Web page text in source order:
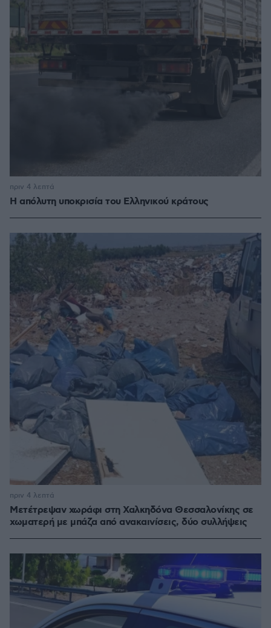
Η απόλυτη υποκρισία του Ελληνικού κράτους
πριν 4 λεπτά
Μετέτρεψαν χωράφι στη Χαλκηδόνα Θεσσαλονίκης σε
χωματερή με μπάζα από ανακαινίσεις, δύο συλλήψεις
πριν 4 λεπτά